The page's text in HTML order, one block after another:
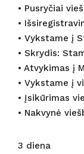
• Pusryčiai
•
• Vykstame į
• Skrydis:
• Atvykimas į
• Vykstame į
• Įsikūrimas
• Nakvynė
3 diena